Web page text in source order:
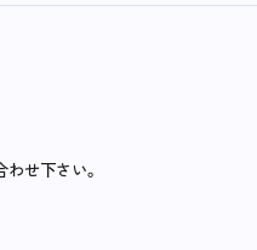
せ下さい。